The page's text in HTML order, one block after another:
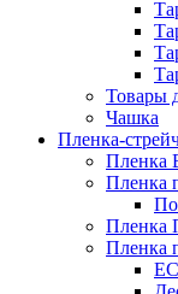
Товары
Чашка
Пленка-
Пленка
Пленка
Пленка
Пленка